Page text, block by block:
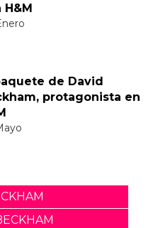
H&M
de David
protagonista en